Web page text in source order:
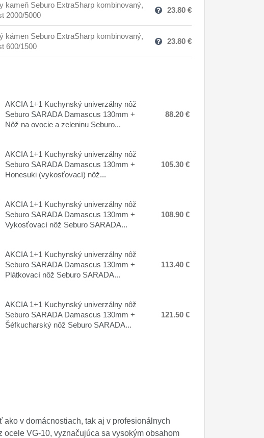
kameň Seburo ExtraSharp kombinovaný,
2000/5000
23.80 €
kámen Seburo ExtraSharp kombinovaný,
600/1500
23.80 €
AKCIA 1+1 Kuchynský univerzálny nôž
Seburo SARADA Damascus 130mm +
Nôž na ovocie a zeleninu Seburo...
88.20 €
AKCIA 1+1 Kuchynský univerzálny nôž
Seburo SARADA Damascus 130mm +
Honesuki (vykosťovací) nôž...
105.30 €
AKCIA 1+1 Kuchynský univerzálny nôž
Seburo SARADA Damascus 130mm +
Vykosťovací nôž Seburo SARADA...
108.90 €
AKCIA 1+1 Kuchynský univerzálny nôž
Seburo SARADA Damascus 130mm +
Plátkovací nôž Seburo SARADA...
113.40 €
AKCIA 1+1 Kuchynský univerzálny nôž
Seburo SARADA Damascus 130mm +
Šéfkucharský nôž Seburo SARADA...
121.50 €
v domácnostiach, tak aj v profesionálnych
VG-10, vyznačujúca sa vysokým obsahom